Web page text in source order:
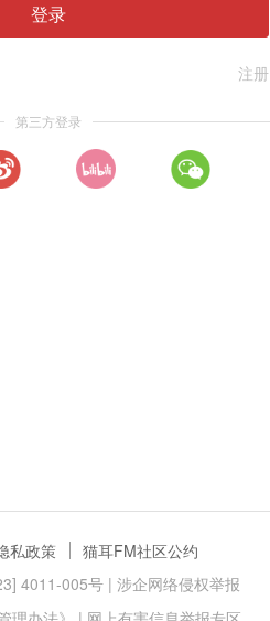
登录
注册
第三方登录
私政策
猫耳FM社区公约
4011-005号 | 涉企网络侵权举报